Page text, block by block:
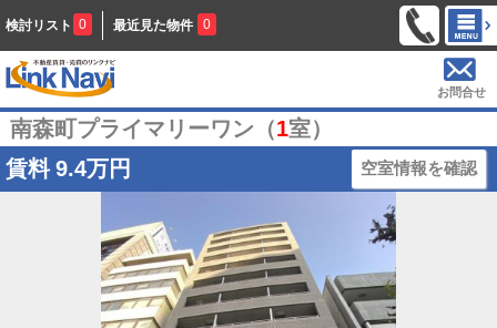
検討リスト 0 最近見た物件 0
お問合せ
南森町プライマリーワン（1室）
賃料 9.4万円 空室情報を確認